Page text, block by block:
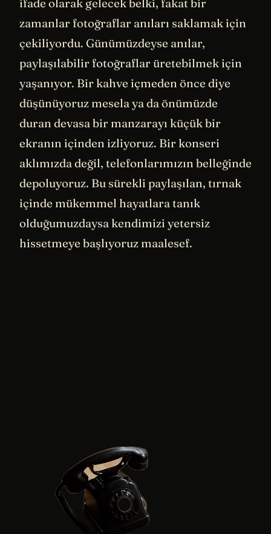
zamanlar fotoğraflar anıları saklamak için
çekiliyordu. Günümüzdeyse anılar,
paylaşılabilir fotoğraflar üretebilmek için
yaşanıyor. Bir kahve içmeden önce diye
düşünüyoruz mesela ya da önümüzde
duran devasa bir manzarayı küçük bir
ekranın içinden izliyoruz. Bir konseri
aklımızda değil, telefonlarımızın belleğinde
depoluyoruz. Bu sürekli paylaşılan, tırnak
içinde mükemmel hayatlara tanık
olduğumuzdaysa kendimizi yetersiz
hissetmeye başlıyoruz maalesef.